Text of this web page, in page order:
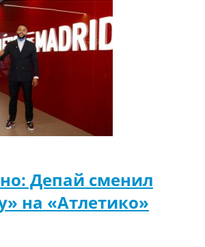
Депай сменил
на «Атлетико»